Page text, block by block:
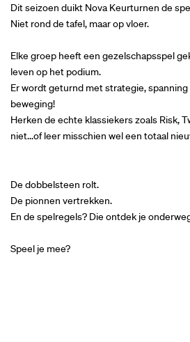
Dit seizoen duikt Nova Keurturnen de
Niet rond de tafel, maar op vloer.
Elke groep heeft een gezelschapsspel
leven op het podium.
Er wordt geturnd met strategie, spanning
beweging!
Herken de echte klassiekers zoals Risk,
niet...of leer misschien wel een totaal
De dobbelsteen rolt.
De pionnen vertrekken.
En de spelregels? Die ontdek je
Speel je mee?